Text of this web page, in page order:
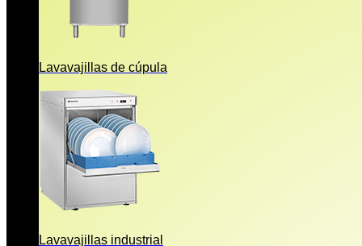
Lavavajillas de cúpula
Lavavajillas industrial